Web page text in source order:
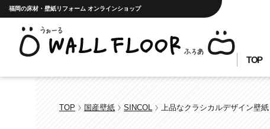
福岡の床材・壁紙リフォーム オンラインショップ
TOP
TOP 国産壁紙 SINCOL 上品なクラシカルデザイン壁紙